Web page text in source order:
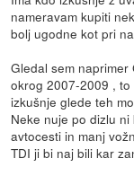
nameravam kupiti
bolj ugodne kot pri
Gledal sem
okrog 2007-2009 ,
izkušnje glede teh
Neke nuje po dizlu
avtocesti in manj
TDI ji bi naj bili kar